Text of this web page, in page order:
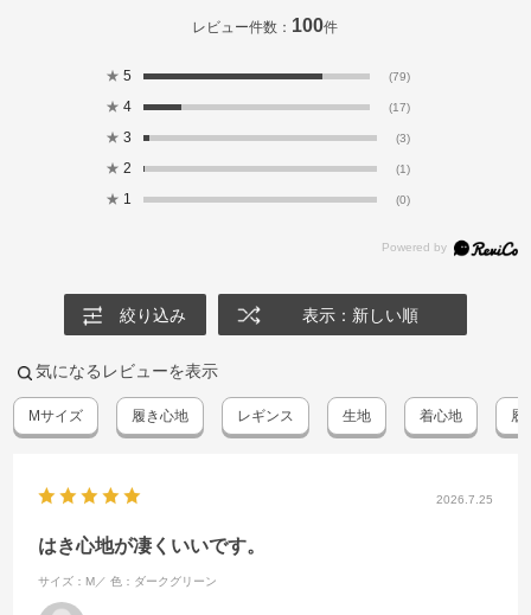
レビュー件数： 100件
★ 5 (79)
★ 4 (17)
★ 3 (3)
★ 2 (1)
★ 1 (0)
絞り込み 表示：新しい順
気になるレビューを表示
Mサイズ 履き心地 レギンス 生地 着心地 履
2026.7.25
はき心地が凄くいいです。
サイズ：M／ 色：ダークグリーン